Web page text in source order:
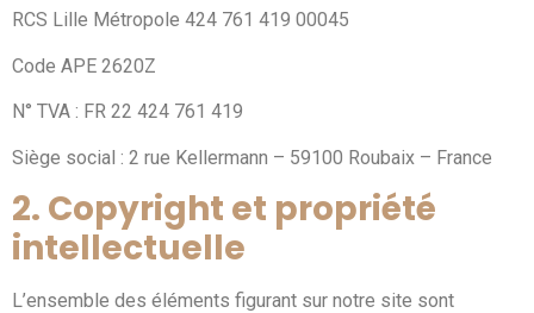
RCS Lille Métropole 424 761 419 00045
Code APE 2620Z
N° TVA : FR 22 424 761 419
Siège social : 2 rue Kellermann – 59100 Roubaix – France
2. Copyright et propriété
intellectuelle
L’ensemble des éléments figurant sur notre site sont